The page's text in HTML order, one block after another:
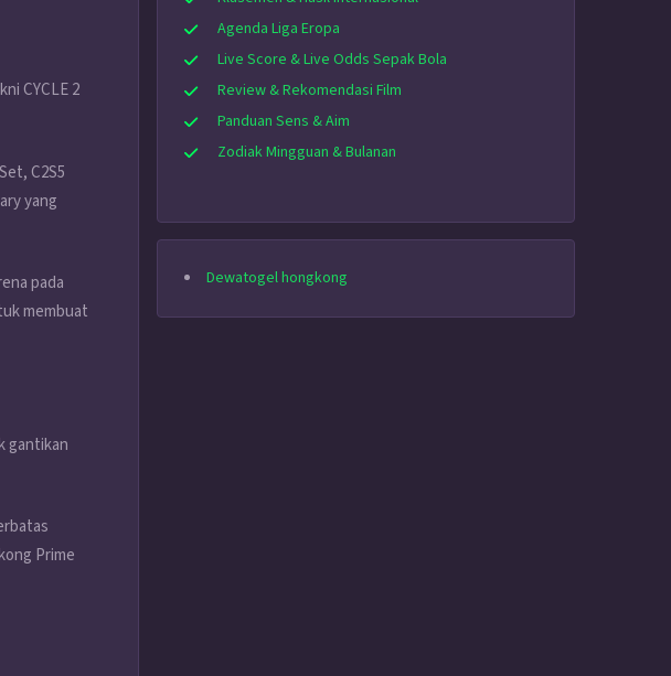
CYCLE 2
C2S5
yang
pada
membuat
gantikan
Prime
Agenda Liga Eropa
Live Score & Live Odds Sepak Bola
Review & Rekomendasi Film
Panduan Sens & Aim
Zodiak Mingguan & Bulanan
Dewatogel hongkong